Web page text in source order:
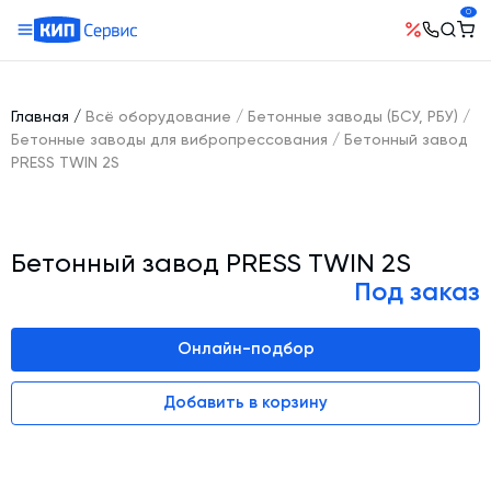
0
Бетонные заводы (БСУ, РБУ)
Бетоносмесители
Гибкие шнеки для сыпучих материалов
Склады инертных материалов
Силосы для цемента и обвязка
Растариватели Биг-Бегов
География поставок
Руководство
Сотрудничество
История компании
Ответы на вопросы
Главная / Всё оборудование / Бетонные заводы (БСУ, РБУ) /
Бетонные заводы для вибропрессования / Бетонный завод
PRESS TWIN 2S
Бетонный завод PRESS TWIN 2S
Под заказ
Онлайн-подбор
Добавить в корзину